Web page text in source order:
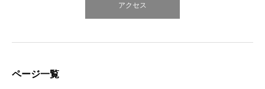
アクセス
ページ一覧